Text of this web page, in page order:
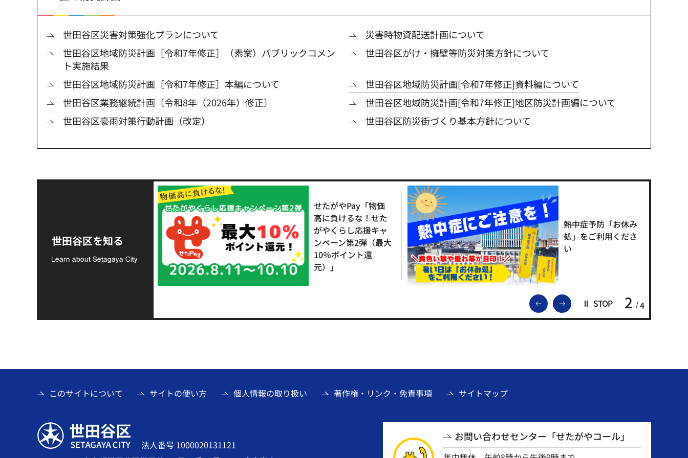
世田谷区災害対策強化プランについて
災害時物資配送計画について
世田谷区地域防災計画［令和7年修正］（素案）パブリックコメン
ト実施結果
世田谷区がけ・擁壁等防災対策方針について
世田谷区地域防災計画［令和7年修正］本編について
世田谷区地域防災計画[令和7年修正]資料編について
世田谷区業務継続計画〔令和8年（2026年）修正〕
世田谷区地域防災計画[令和7年修正]地区防災計画編について
世田谷区豪雨対策行動計画（改定）
世田谷区防災街づくり基本方針について
世田谷区を知る
前のスライドを表示
次のスライドを表示
STOP 2 4
支援金の募集につい
て
せたがやPay「物価
高に負けるな！せた
がやくらし応援キャ
ンペーン第2弾（最大
10％ポイント還
元）」
熱中症予防「お休み
処」をご利用くださ
い
このサイトについて サイトの使い方 個人情報の取り扱い 著作権・リンク・免責事項 サイトマップ
世田谷区
法人番号 1000020131121
お問い合わせセンター「せたがやコール」